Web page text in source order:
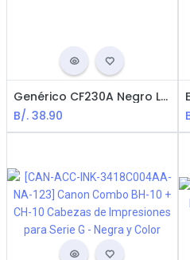
Genérico CF230A Negro LaserJet Cartucho de Tóner
B/. 38.90